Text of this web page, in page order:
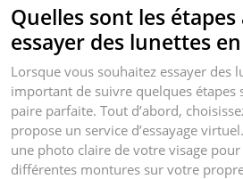
Quelles sont les
essayer des lunettes
Lorsque vous souhaitez essayer des
important de suivre quelques
paire parfaite. Tout d’abord,
propose un service d’essayage
une photo claire de votre visage
différentes montures sur votre